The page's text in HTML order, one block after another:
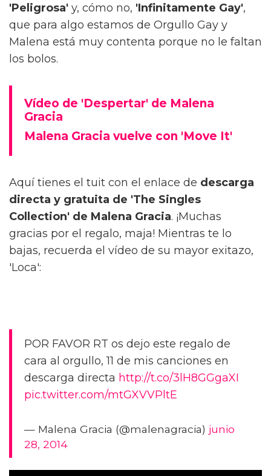
'Peligrosa' y, cómo no, 'Infinitamente Gay',
que para algo estamos de Orgullo Gay y
Malena está muy contenta porque no le faltan
los bolos.
Vídeo de 'Despertar' de Malena
Gracia
Malena Gracia vuelve con 'Move It'
Aquí tienes el tuit con el enlace de descarga
directa y gratuita de 'The Singles
Collection' de Malena Gracia. ¡Muchas
gracias por el regalo, maja! Mientras te lo
bajas, recuerda el vídeo de su mayor exitazo,
'Loca':
POR FAVOR RT os dejo este regalo de
cara al orgullo, 11 de mis canciones en
descarga directa http://t.co/3lH8GGgaXI
pic.twitter.com/mtGXVVPltE
— Malena Gracia (@malenagracia) junio
28, 2014